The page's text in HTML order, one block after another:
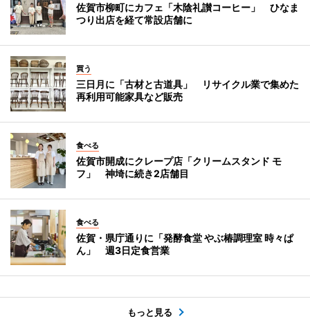
佐賀市柳町にカフェ「木陰礼讃コーヒー」 ひなま
つり出店を経て常設店舗に
買う
三日月に「古材と古道具」 リサイクル業で集めた
再利用可能家具など販売
食べる
佐賀市開成にクレープ店「クリームスタンド モ
フ」 神埼に続き2店舗目
食べる
佐賀・県庁通りに「発酵食堂 やぶ椿調理室 時々ぱ
ん」 週3日定食営業
もっと見る